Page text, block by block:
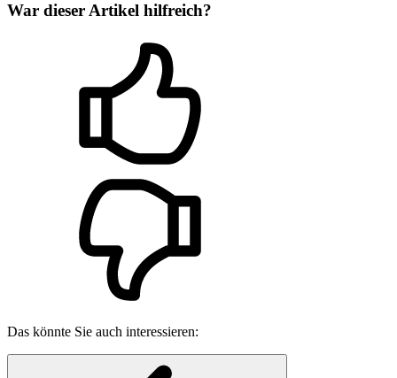
War dieser Artikel hilfreich?
Das könnte Sie auch interessieren: